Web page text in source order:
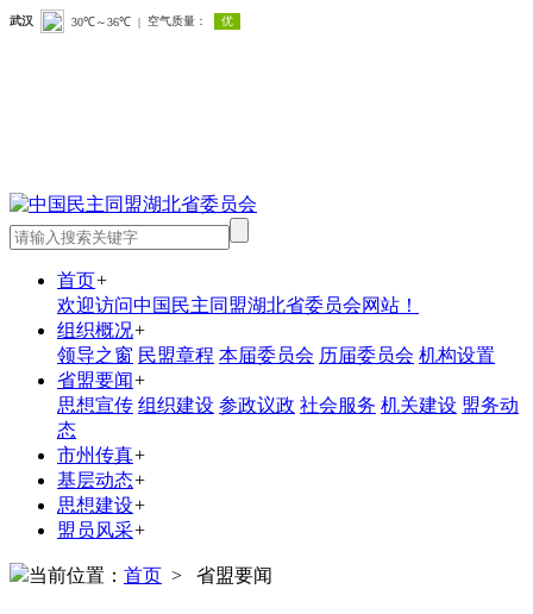
首页+
欢迎访问中国民主同盟湖北省委员会网站！
组织概况+
领导之窗 民盟章程 本届委员会 历届委员会 机构设置
省盟要闻+
思想宣传 组织建设 参政议政 社会服务 机关建设 盟务动
态
市州传真+
基层动态+
思想建设+
盟员风采+
当前位置： 首页 > 省盟要闻